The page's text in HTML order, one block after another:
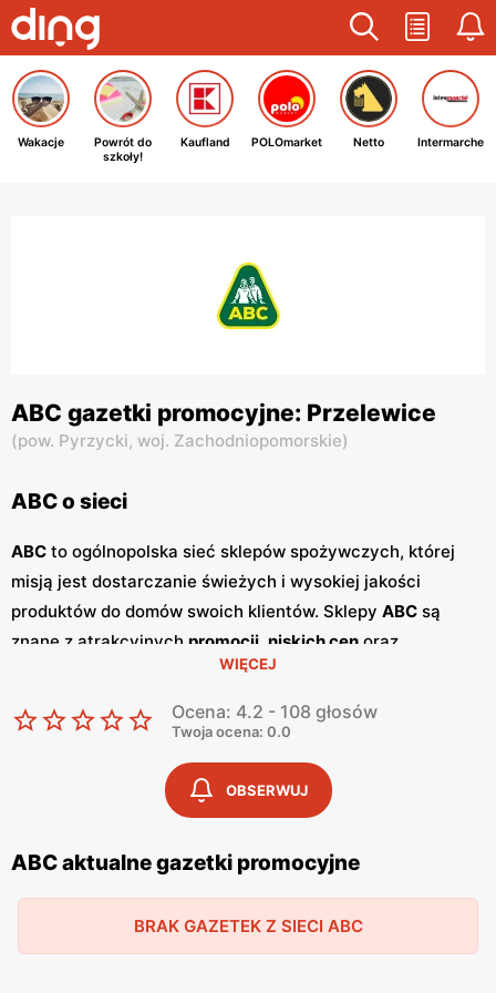
Wakacje
Powrót do
szkoły!
Kaufland POLOmarket Netto Intermarche
ABC gazetki promocyjne: Przelewice
(pow. Pyrzycki, woj. Zachodniopomorskie)
ABC o sieci
ABC to ogólnopolska sieć sklepów spożywczych, której
misją jest dostarczanie świeżych i wysokiej jakości
produktów do domów swoich klientów. Sklepy ABC są
znane z atrakcyjnych promocji niskich cen oraz
szerokiego asortymentu, który zaspokaja potrzeby całej
rodziny. Dzięki przyjaznej obsłudze i lokalnym sklepom,
ABC stało się ulubionym miejscem zakupów dla wielu
regularnie publikuje
, w których prezentowane są najlepsze oferty
oraz nowości produktowe.Gazetkite ukazują się kilka razy
w miesiącu, umożliwiając klientom śledzenie najnowszych
okazji i planowanie zakupów z wyprzedzeniem. Dostępne
wersji online na stronie internetowej sieci. Jednym z
WIĘCEJ
Ocena: 4.2 - 108 głosów
Twoja ocena: 0.0
OBSERWUJ
ABC aktualne gazetki promocyjne
BRAK GAZETEK Z SIECI ABC